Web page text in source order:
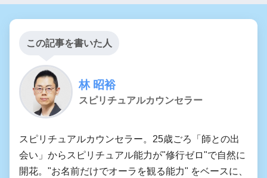
この記事を書いた人
林 昭裕
スピリチュアルカウンセラー
スピリチュアルカウンセラー。25歳ごろ「師との出
会い」からスピリチュアル能力が"修行ゼロ"で自然に
開花。"お名前だけでオーラを観る能力" をベースに、